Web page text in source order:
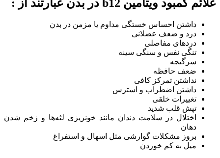
علائم کمبود ویتامین b12 در بدن عبارتند از :
داشتن احساس خستگی مداوم یا مزمن در بدن
درد و ضعف عضلانی
دردهای مفاصلی
تنگی نفس و سنگی سینه
سرگیجه
ضعف حافظه
نداشتن تمرکز کافی
داشتن اضطراب و استرس
تغییرات خلقی
تپش قلب شدید
اختلال در سلامت دندان مانند خونریزی لثه‌ها و زخم شدن
دهان
بروز مشکلات گوارشی مثل اسهال و استفراغ
میل به کم خوردن